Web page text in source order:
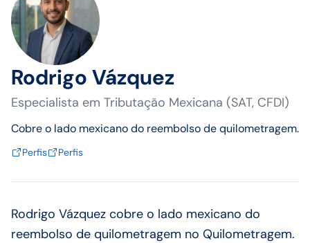
Rodrigo Vázquez
Especialista em Tributação Mexicana (SAT, CFDI)
Cobre o lado mexicano do reembolso de quilometragem.
Perfis Perfis
Rodrigo Vázquez cobre o lado mexicano do
reembolso de quilometragem no Quilometragem.